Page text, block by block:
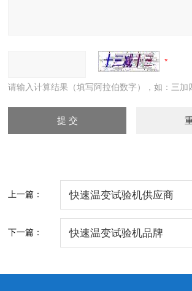
请输入计算结果（填写阿拉伯数字），如：三加
上一篇： 快速温变试验机供应商
下一篇： 快速温变试验机品牌